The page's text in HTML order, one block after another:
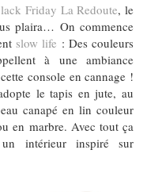
Friday La Redoute, le
plaira… On commence
slow life : Des couleurs
à une ambiance
console en cannage !
le tapis en jute, au
canapé en lin couleur
en marbre. Avec tout ça
intérieur inspiré sur